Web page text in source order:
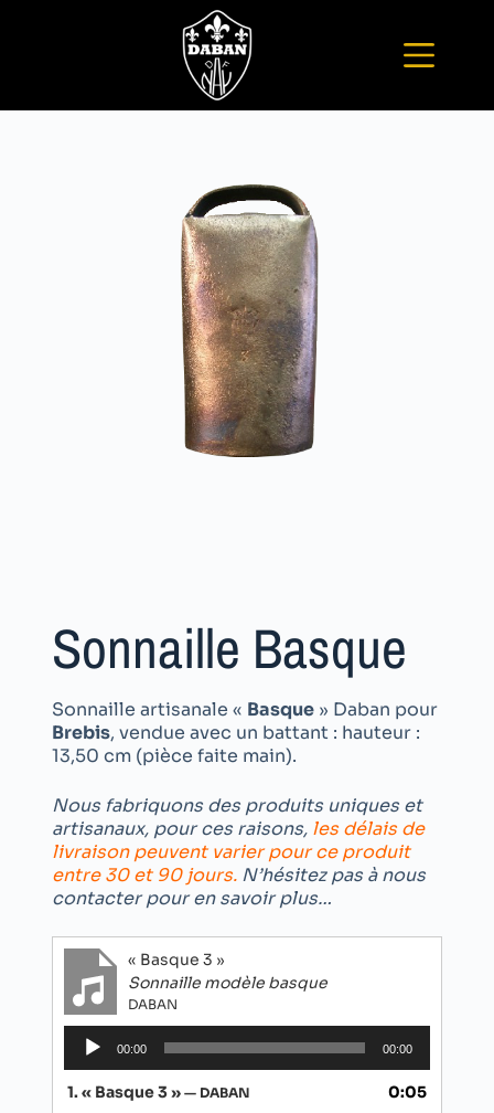
Sonnaille Basque
Sonnaille artisanale « Basque» Daban pour
Brebis, vendue avec un battant : hauteur :
13,50 cm (pièce faite main).
Nous fabriquons des produits uniques et
artisanaux, pour ces raisons, les délais de
livraison peuvent varier pour ce produit
entre 30 et 90 jours.N’hésitez pas à nous
contacter pour en savoir plus…
« Basque 3 »
Sonnaille modèle basque
DABAN
Lecteur
audio
00:00 00:00
1.« Basque 3 » — DABAN 0:05